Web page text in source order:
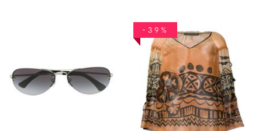
-39%